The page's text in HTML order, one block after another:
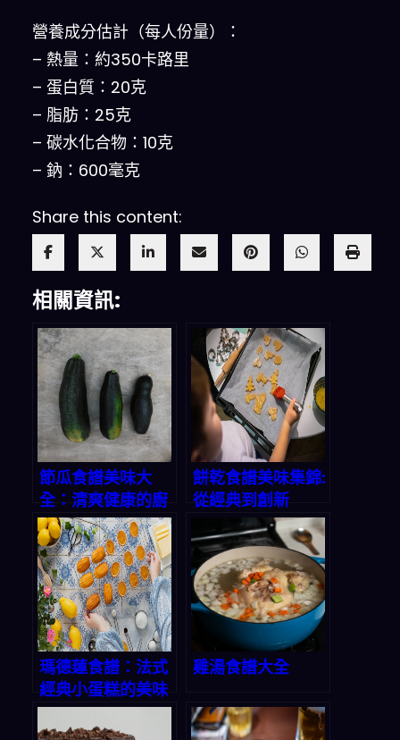
營養成分估計（每人份量）：
– 熱量：約350卡路里
– 蛋白質：20克
– 脂肪：25克
– 碳水化合物：10克
– 鈉：600毫克
Share this content:
相關資訊:
節瓜食譜美味大
全：清爽健康的廚
房寶藏
餅乾食譜美味集錦:
從經典到創新
瑪德蓮食譜：法式
經典小蛋糕的美味
秘方
雞湯食譜大全